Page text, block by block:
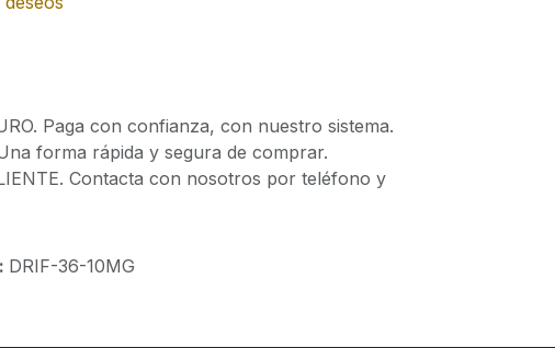
Paga con confianza, con nuestro sistema.
forma rápida y segura de comprar.
Contacta con nosotros por teléfono y
DRIF-36-10MG